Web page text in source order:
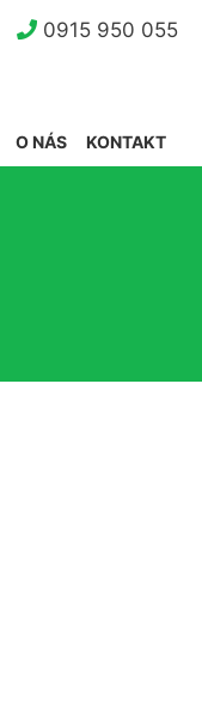
0915 950 055
KONTAKT
O NÁS